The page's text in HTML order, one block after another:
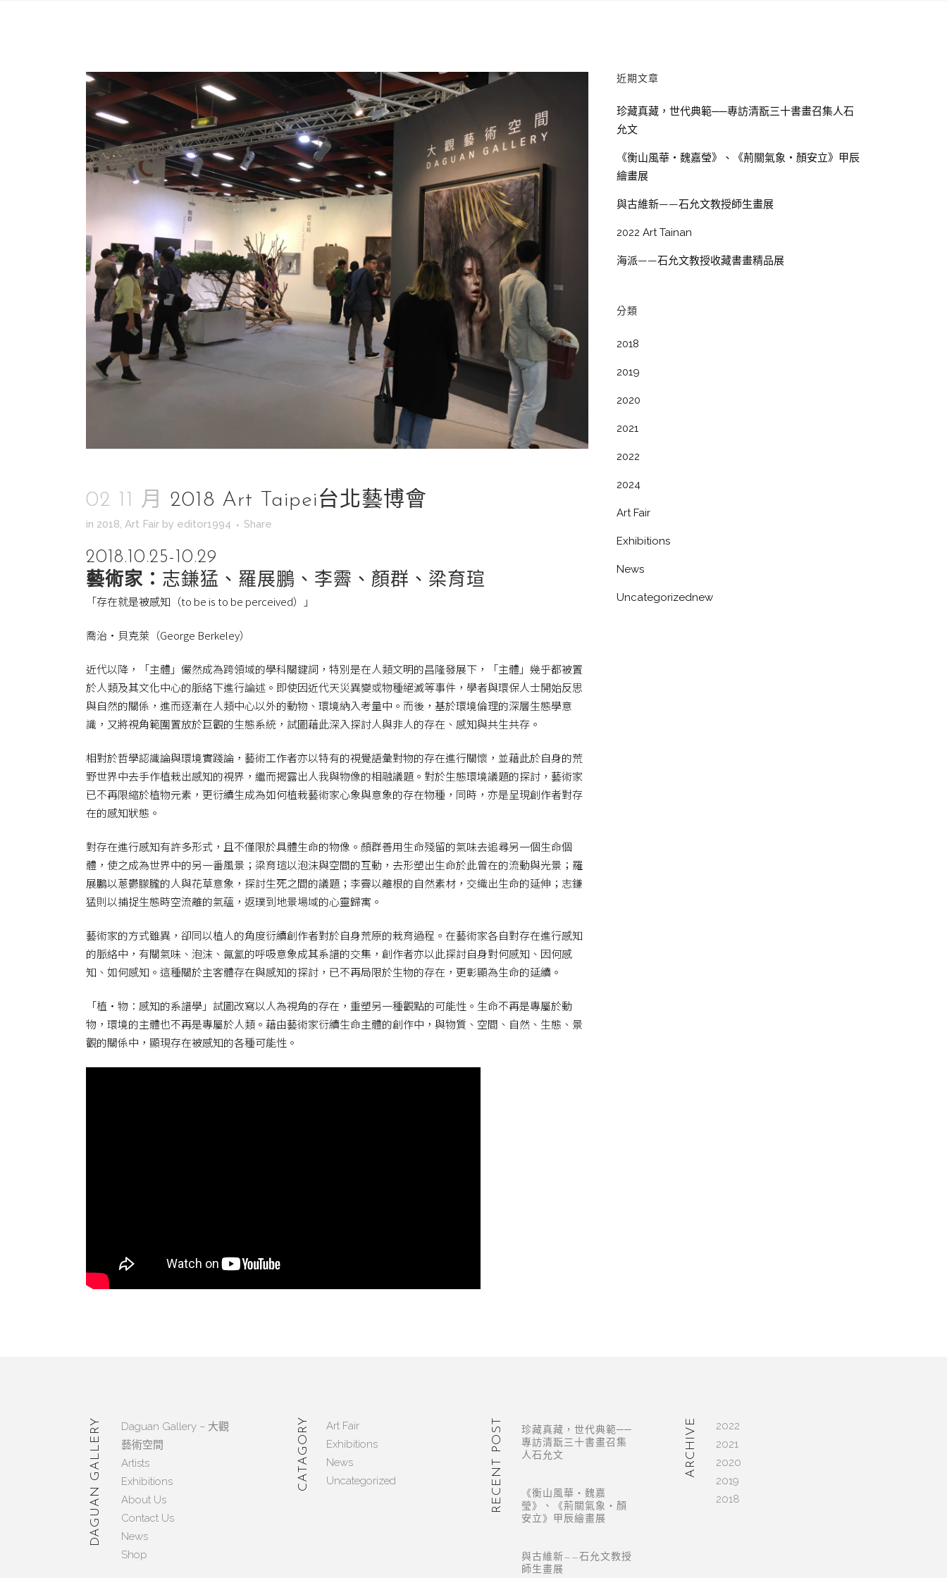
02 11 月 2018 Art Taipei台北藝博會
in 2018, Art Fair by editor1994 Share
2018.10.25-10.29
藝術家： 志鎌猛、羅展鵬、李霽、顏群、梁育瑄
「存在就是被感知（to be is to be perceived）」
喬治‧貝克萊（George Berkeley）
近代以降，「主體」儼然成為跨領域的學科關鍵詞，特別是在人類文明的昌隆發展下，「主體」幾乎都被置
於人類及其文化中心的脈絡下進行論述。即使因近代天災異變或物種絕滅等事件，學者與環保人士開始反思
與自然的關係，進而逐漸在人類中心以外的動物、環境納入考量中。而後，基於環境倫理的深層生態學意
識，又將視角範圍置放於巨觀的生態系統，試圖藉此深入探討人與非人的存在、感知與共生共存。
相對於哲學認識論與環境實踐論，藝術工作者亦以特有的視覺語彙對物的存在進行關懷，並藉此於自身的荒
野世界中去手作植栽出感知的視界，繼而揭露出人我與物像的相融議題。對於生態環境議題的探討，藝術家
已不再限縮於植物元素，更衍續生成為如何植栽藝術家心象與意象的存在物種，同時，亦是呈現創作者對存
在的感知狀態。
對存在進行感知有許多形式，且不僅限於具體生命的物像。顏群善用生命殘留的氣味去追尋另一個生命個
體，使之成為世界中的另一番風景；梁育瑄以泡沫與空間的互動，去形塑出生命於此曾在的流動與光景；羅
展鵬以蔥鬱朦朧的人與花草意象，探討生死之間的議題；李霽以離根的自然素材，交織出生命的延伸；志鎌
猛則以捕捉生態時空流離的氣蘊，返璞到地景場域的心靈歸寓。
藝術家的方式雖異，卻同以植人的角度衍續創作者對於自身荒原的栽育過程。在藝術家各自對存在進行感知
的脈絡中，有關氣味、泡沫、氤氳的呼吸意象成其系譜的交集，創作者亦以此探討自身對何感知、因何感
知、如何感知。這種關於主客體存在與感知的探討，已不再局限於生物的存在，更彰顯為生命的延續。
「植‧物：感知的系譜學」試圖改寫以人為視角的存在，重塑另一種觀點的可能性。生命不再是專屬於動
物，環境的主體也不再是專屬於人類。藉由藝術家衍續生命主體的創作中，與物質、空間、自然、生態、景
觀的關係中，顯現存在被感知的各種可能性。
近期文章
珍藏真藏，世代典範──專訪清翫三十書畫召集人石
允文
《衡山風華・魏嘉瑩》、《荊關氣象・顏安立》甲辰
繪畫展
與古維新——石允文教授師生畫展
2022 Art Tainan
海派——石允文教授收藏書畫精品展
分類
2018
2019
2020
2021
2022
2024
Art Fair
Exhibitions
News
Uncategorizednew
DAGUAN GALLERY
Daguan Gallery – 大觀
藝術空間
Artists
Exhibitions
About Us
Contact Us
News
Shop
CATAGORY
Art Fair
Exhibitions
News
Uncategorized
RECENT POST
珍藏真藏，世代典範──
專訪清翫三十書畫召集
人石允文
《衡山風華・魏嘉
瑩》、《荊關氣象・顏
安立》甲辰繪畫展
與古維新——石允文教授
師生畫展
ARCHIVE
2022
2021
2020
2019
2018